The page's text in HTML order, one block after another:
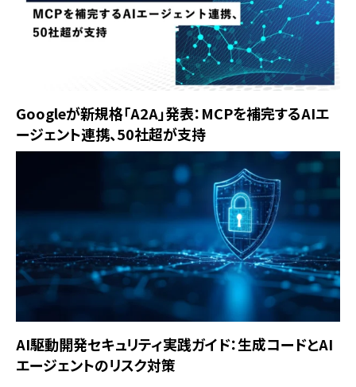
Googleが新規格「A2A」発表：MCPを補完するAIエ
ージェント連携、50社超が支持
AI駆動開発セキュリティ実践ガイド：生成コードとAI
エージェントのリスク対策